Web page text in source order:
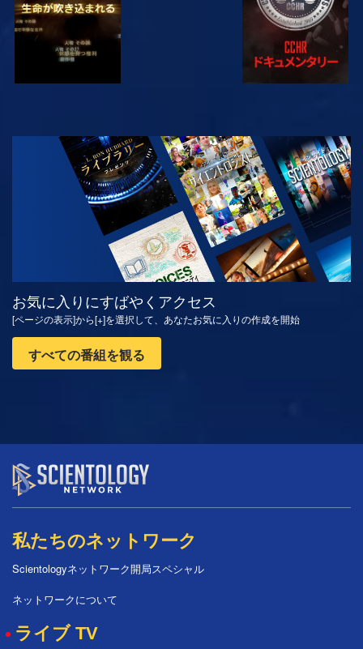
観る シリーズを探求
お気に入りにすばやくアクセス
[ページの表示]から[+]を選択して、あなたお気に入りの作成を開始
すべての番組を観る
私たちのネットワーク
Scientologyネットワーク開局スペシャル
ネットワークについて
ライブ TV